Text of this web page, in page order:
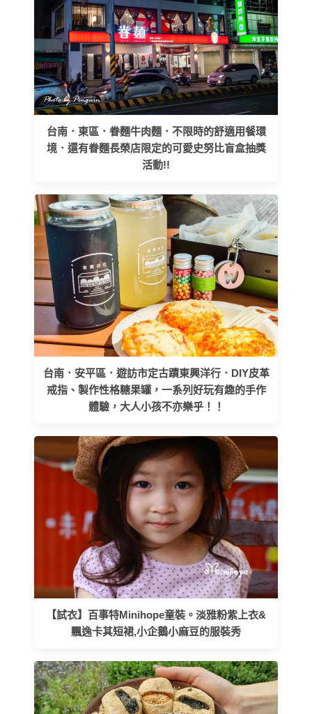
台南．東區．眷麵牛肉麵．不限時的舒適用餐環
境．還有眷麵長榮店限定的可愛史努比盲盒抽獎
活動!!
台南．安平區．遊訪市定古蹟東興洋行．DIY皮革
戒指、製作性格糖果罐，一系列好玩有趣的手作
體驗，大人小孩不亦樂乎！！
【試衣】百事特Minihope童裝。淡雅粉紫上衣&
飄逸卡其短裙,小企鵝小麻豆的服裝秀